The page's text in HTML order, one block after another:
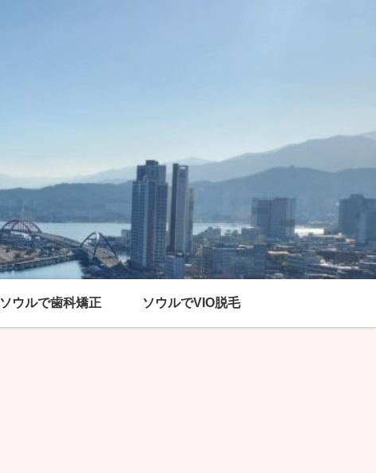
ソウルで歯科矯正 ソウルでVIO脱毛